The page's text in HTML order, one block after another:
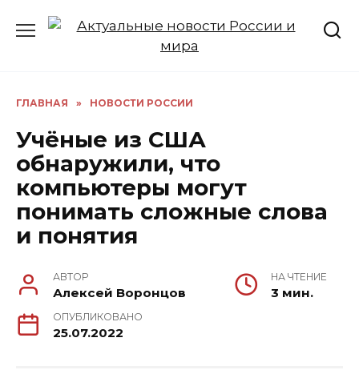
ГЛАВНАЯ » НОВОСТИ РОССИИ
Учёные из США
обнаружили, что
компьютеры могут
понимать сложные слова
и понятия
АВТОР
Алексей Воронцов
НА ЧТЕНИЕ
3 мин.
ОПУБЛИКОВАНО
25.07.2022